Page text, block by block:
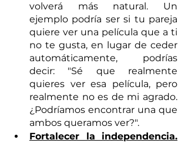
volverá más natural. Un
ejemplo podría ser si tu pareja
quiere ver una película que a ti
no te gusta, en lugar de ceder
automáticamente, podrías
decir: "Sé que realmente
quieres ver esa película, pero
realmente no es de mi agrado.
¿Podríamos encontrar una que
ambos queramos ver?".
Fortalecer la independencia.